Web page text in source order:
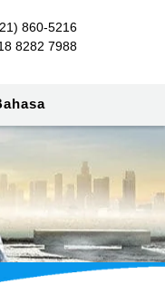
860-5216
8282 7988